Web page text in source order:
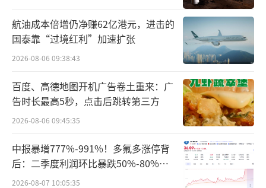
航油成本倍增仍净赚62亿港元，进击的
国泰靠“过境红利”加速扩张
2026-08-06 09:38:43
百度、高德地图开机广告卷土重来：广
告时长最高5秒，点击后跳转第三方
2026-08-06 09:45:35
中报暴增777%-991%！多氟多涨停背
后：二季度利润环比暴跌50%-80%，
是黄金坑还是陷阱？
2026-08-07 10:05:35